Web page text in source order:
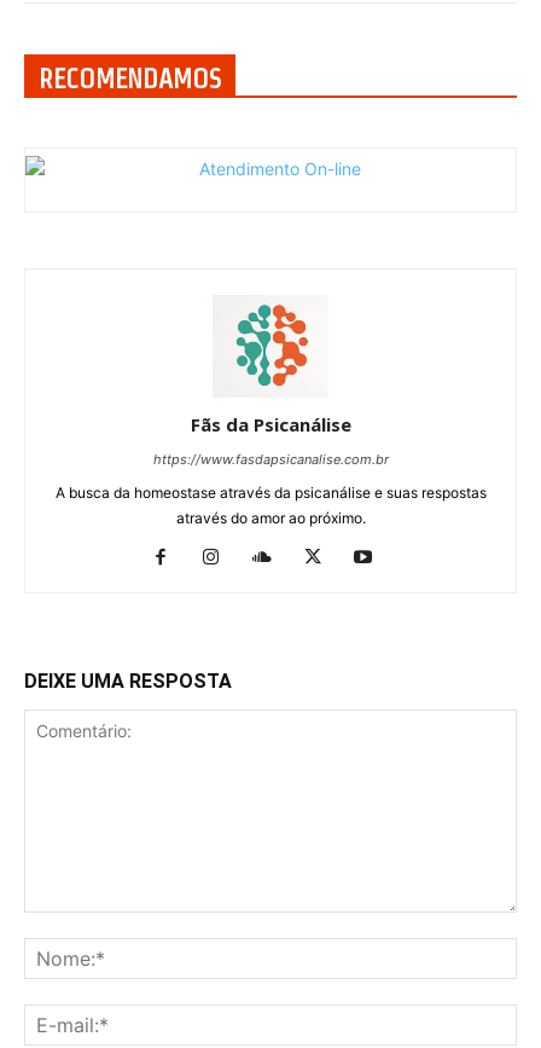
RECOMENDAMOS
Fãs da Psicanálise
https://www.fasdapsicanalise.com.br
A busca da homeostase através da psicanálise e suas respostas
através do amor ao próximo.
DEIXE UMA RESPOSTA